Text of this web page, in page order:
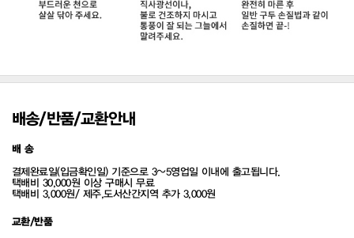
배송/반품/교환안내
배 송
결제완료일(입금확인일) 기준으로 3~5영업일 이내에 출고됩니다.
택배비 30,000원 이상 구매시 무료
택배비 3,000원/ 제주,도서산간지역 추가 3,000원
교환/반품